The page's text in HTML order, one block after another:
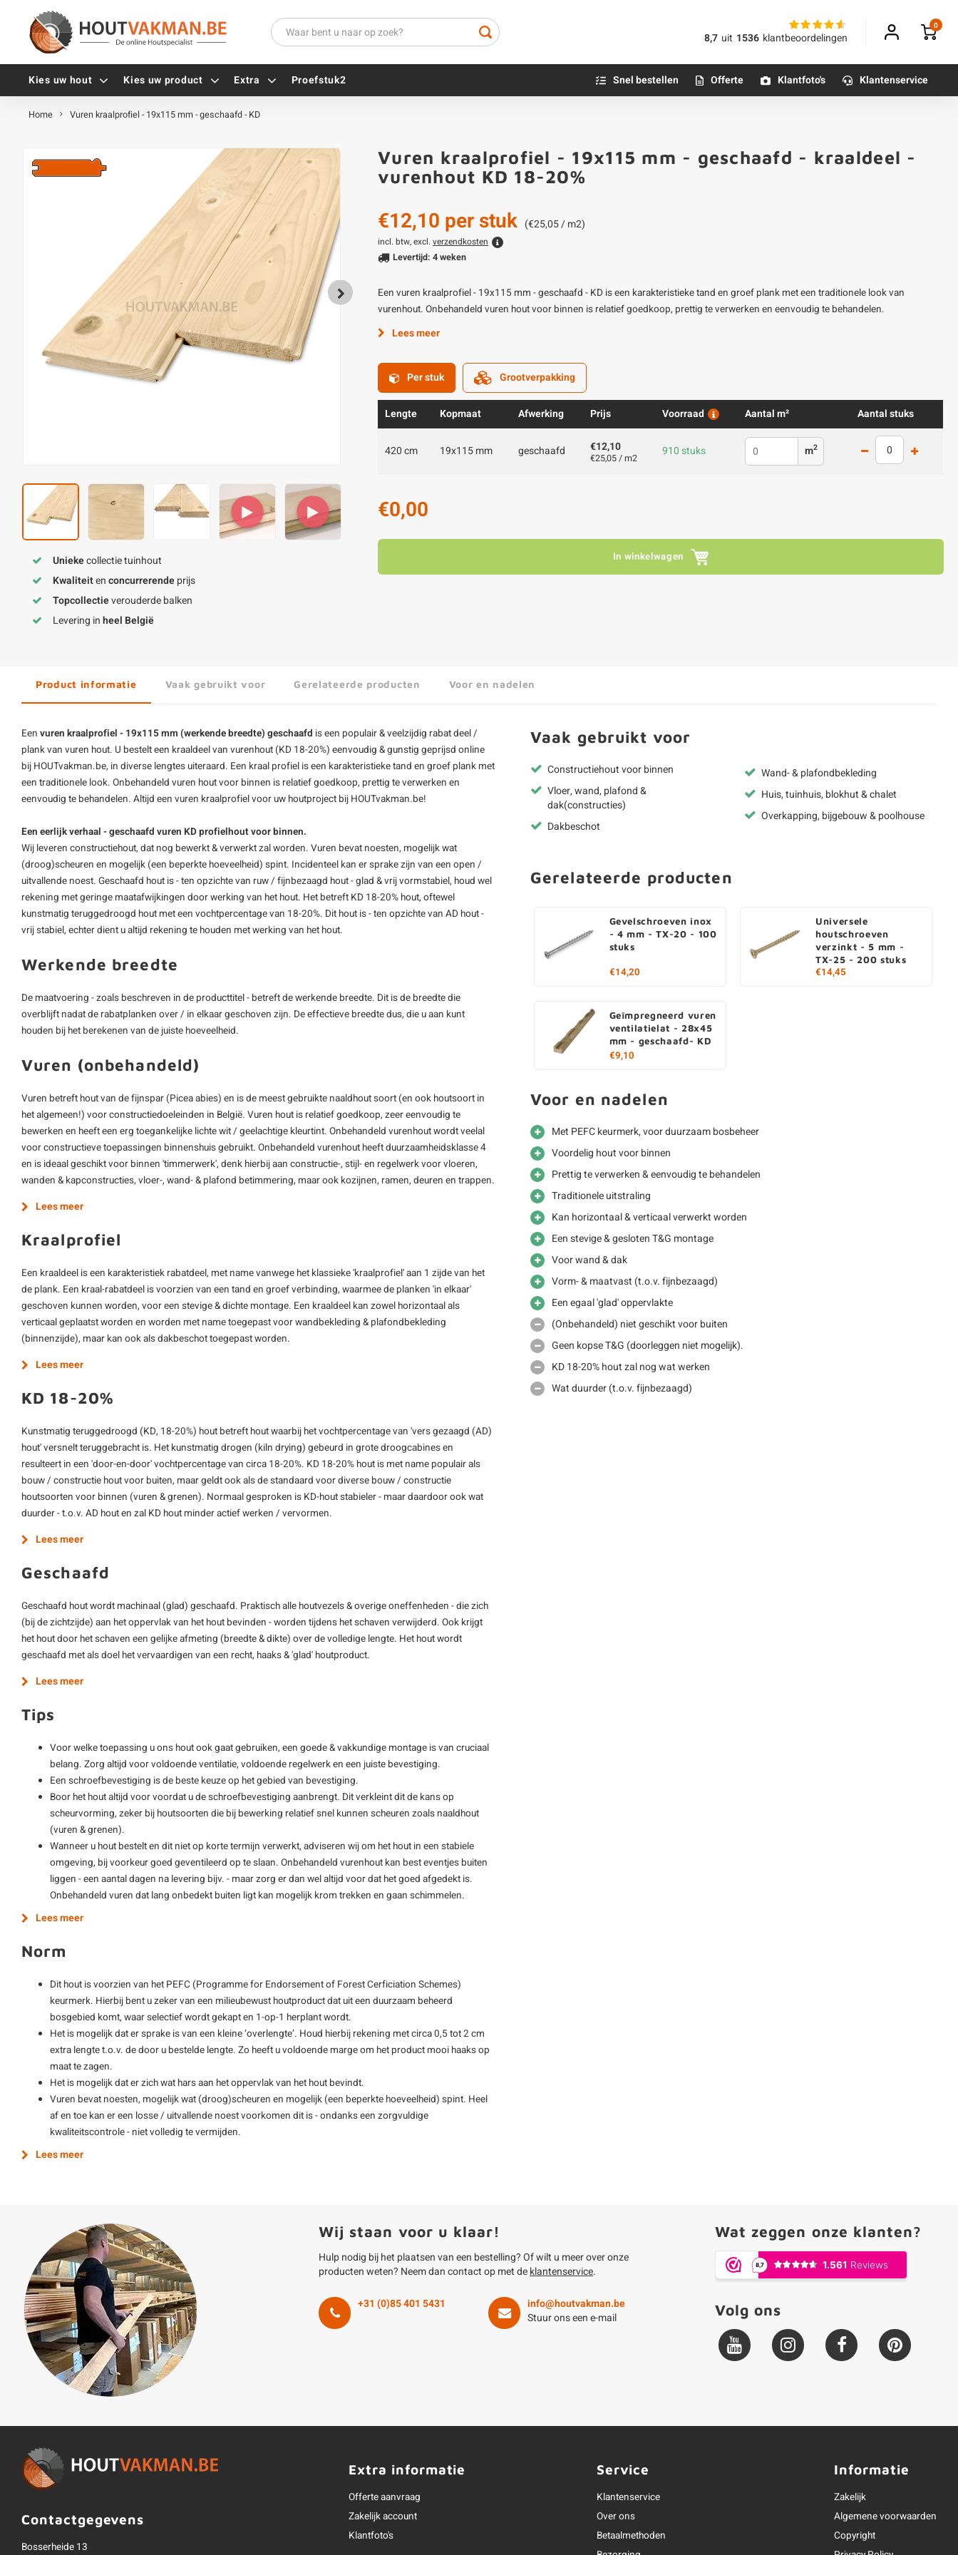
8,7 uit 1536 klantbeoordelingen
0
Kies uw hout Kies uw product Extra
Tellerkopschroeven
Gevelschroeven
Alle vijzen
Paalhouders
Stelplaten
Hoekankers
Terrasdragers
B-fix
PuraFix
Houten pennen
Blauwsteen sokkels
Olie - voor buiten
Impregneer
Olie en lak - voor binnen
Betonmortels
Alle poten & onderstellen
Proefstuk2 Snel bestellen Offerte Klantfoto's Klantenservice
Home Vuren kraalprofiel - 19x115 mm - geschaafd - KD
Uniekecollectie tuinhout
Kwaliteitenconcurrerendeprijs
Topcollectieverouderde balken
Levering inheel België
Vuren kraalprofiel - 19x115 mm - geschaafd - kraaldeel -
vurenhout KD 18-20%
€12,10 per stuk (€25,05 / m2)
incl. btw, excl. verzendkosten
Levertijd: 4 weken
Een vuren kraalprofiel - 19x115 mm - geschaafd - KD is een karakteristieke tand en groef plank met een traditionele look van
vurenhout. Onbehandeld vuren hout voor binnen is relatief goedkoop, prettig te verwerken en eenvoudig te behandelen.
Lees meer
Per stuk Grootverpakking
Lengte Kopmaat Afwerking Prijs Voorraad Aantal m² Aantal stuks
420 cm 19x115 mm geschaafd €12,10
€25,05 / m2 910 stuks m2
€0,00
In winkelwagen
Product informatie Vaak gebruikt voor Gerelateerde producten Voor en nadelen
Een vuren kraalprofiel - 19x115 mm (werkende breedte) geschaafd is een populair & veelzijdig rabat deel /
plank van vuren hout. U bestelt een kraaldeel van vurenhout (KD 18-20%) eenvoudig & gunstig geprijsd online
bij HOUTvakman.be, in diverse lengtes uiteraard. Een kraal profiel is een karakteristieke tand en groef plank met
een traditionele look. Onbehandeld vuren hout voor binnen is relatief goedkoop, prettig te verwerken en
eenvoudig te behandelen. Altijd een vuren kraalprofiel voor uw houtproject bij HOUTvakman.be!
Een eerlijk verhaal - geschaafd vuren KD profielhout voor binnen.
Wij leveren constructiehout, dat nog bewerkt & verwerkt zal worden. Vuren bevat noesten, mogelijk wat
(droog)scheuren en mogelijk (een beperkte hoeveelheid) spint. Incidenteel kan er sprake zijn van een open /
uitvallende noest. Geschaafd hout is - ten opzichte van ruw / fijnbezaagd hout - glad & vrij vormstabiel, houd wel
rekening met geringe maatafwijkingen door werking van het hout. Het betreft KD 18-20% hout, oftewel
kunstmatig teruggedroogd hout met een vochtpercentage van 18-20%. Dit hout is - ten opzichte van AD hout -
vrij stabiel, echter dient u altijd rekening te houden met werking van het hout.
Werkende breedte
De maatvoering - zoals beschreven in de producttitel - betreft de werkende breedte. Dit is de breedte die
overblijft nadat de rabatplanken over / in elkaar geschoven zijn. De effectieve breedte dus, die u aan kunt
houden bij het berekenen van de juiste hoeveelheid.
Vuren (onbehandeld)
Vuren betreft hout van de fijnspar (Picea abies) en is de meest gebruikte naaldhout soort (en ook houtsoort in
het algemeen!) voor constructiedoeleinden in België. Vuren hout is relatief goedkoop, zeer eenvoudig te
bewerken en heeft een erg toegankelijke lichte wit / geelachtige kleurtint. Onbehandeld vurenhout wordt veelal
voor constructieve toepassingen binnenshuis gebruikt. Onbehandeld vurenhout heeft duurzaamheidsklasse 4
en is ideaal geschikt voor binnen 'timmerwerk', denk hierbij aan constructie-, stijl- en regelwerk voor vloeren,
wanden & kapconstructies, vloer-, wand- & plafond betimmering, maar ook kozijnen, ramen, deuren en trappen.
Lees meer
Kraalprofiel
Een kraaldeel is een karakteristiek rabatdeel, met name vanwege het klassieke 'kraalprofiel' aan 1 zijde van het
de plank. Een kraal-rabatdeel is voorzien van een tand en groef verbinding, waarmee de planken 'in elkaar'
geschoven kunnen worden, voor een stevige & dichte montage. Een kraaldeel kan zowel horizontaal als
verticaal geplaatst worden en worden met name toegepast voor wandbekleding & plafondbekleding
(binnenzijde), maar kan ook als dakbeschot toegepast worden.
Lees meer
KD 18-20%
Kunstmatig teruggedroogd (KD, 18-20%) hout betreft hout waarbij het vochtpercentage van 'vers gezaagd (AD)
hout' versnelt teruggebracht is. Het kunstmatig drogen (kiln drying) gebeurd in grote droogcabines en
resulteert in een 'door-en-door' vochtpercentage van circa 18-20%. KD 18-20% hout is met name populair als
bouw / constructie hout voor buiten, maar geldt ook als de standaard voor diverse bouw / constructie
houtsoorten voor binnen (vuren & grenen). Normaal gesproken is KD-hout stabieler - maar daardoor ook wat
duurder - t.o.v. AD hout en zal KD hout minder actief werken / vervormen.
Lees meer
Geschaafd
Geschaafd hout wordt machinaal (glad) geschaafd. Praktisch alle houtvezels & overige oneffenheden - die zich
(bij de zichtzijde) aan het oppervlak van het hout bevinden - worden tijdens het schaven verwijderd. Ook krijgt
het hout door het schaven een gelijke afmeting (breedte & dikte) over de volledige lengte. Het hout wordt
geschaafd met als doel het vervaardigen van een recht, haaks & 'glad' houtproduct.
Lees meer
Tips
Voor welke toepassing u ons hout ook gaat gebruiken, een goede & vakkundige montage is van cruciaal
belang. Zorg altijd voor voldoende ventilatie, voldoende regelwerk en een juiste bevestiging.
Een schroefbevestiging is de beste keuze op het gebied van bevestiging.
Boor het hout altijd voor voordat u de schroefbevestiging aanbrengt. Dit verkleint dit de kans op
scheurvorming, zeker bij houtsoorten die bij bewerking relatief snel kunnen scheuren zoals naaldhout
(vuren & grenen).
Wanneer u hout bestelt en dit niet op korte termijn verwerkt, adviseren wij om het hout in een stabiele
omgeving, bij voorkeur goed geventileerd op te slaan. Onbehandeld vurenhout kan best eventjes buiten
liggen - een aantal dagen na levering bijv. - maar zorg er dan wel altijd voor dat het goed afgedekt is.
Onbehandeld vuren dat lang onbedekt buiten ligt kan mogelijk krom trekken en gaan schimmelen.
Lees meer
Norm
Dit hout is voorzien van het PEFC (Programme for Endorsement of Forest Cerficiation Schemes)
keurmerk. Hierbij bent u zeker van een milieubewust houtproduct dat uit een duurzaam beheerd
bosgebied komt, waar selectief wordt gekapt en 1-op-1 herplant wordt.
Het is mogelijk dat er sprake is van een kleine ‘overlengte’. Houd hierbij rekening met circa 0,5 tot 2 cm
extra lengte t.o.v. de door u bestelde lengte. Zo heeft u voldoende marge om het product mooi haaks op
maat te zagen.
Het is mogelijk dat er zich wat hars aan het oppervlak van het hout bevindt.
Vuren bevat noesten, mogelijk wat (droog)scheuren en mogelijk (een beperkte hoeveelheid) spint. Heel
af en toe kan er een losse / uitvallende noest voorkomen dit is - ondanks een zorgvuldige
kwaliteitscontrole - niet volledig te vermijden.
Lees meer
Vaak gebruikt voor
Constructiehout voor binnen
Vloer, wand, plafond &
dak(constructies)
Dakbeschot
Wand- & plafondbekleding
Huis, tuinhuis, blokhut & chalet
Overkapping, bijgebouw & poolhouse
Gerelateerde producten
Gevelschroeven inox
- 4 mm - TX-20 - 100
stuks
€14,20
Universele
houtschroeven
verzinkt - 5 mm -
TX-25 - 200 stuks
€14,45
Geïmpregneerd vuren
ventilatielat - 28x45
mm - geschaafd- KD
€9,10
Voor en nadelen
Met PEFC keurmerk, voor duurzaam bosbeheer
Voordelig hout voor binnen
Prettig te verwerken & eenvoudig te behandelen
Traditionele uitstraling
Kan horizontaal & verticaal verwerkt worden
Een stevige & gesloten T&G montage
Voor wand & dak
Vorm- & maatvast (t.o.v. fijnbezaagd)
Een egaal 'glad' oppervlakte
(Onbehandeld) niet geschikt voor buiten
Geen kopse T&G (doorleggen niet mogelijk).
KD 18-20% hout zal nog wat werken
Wat duurder (t.o.v. fijnbezaagd)
Wij staan voor u klaar!
Hulp nodig bij het plaatsen van een bestelling? Of wilt u meer over onze
producten weten? Neem dan contact op met deklantenservice.
+31 (0)85 401 5431
info@houtvakman.be
Stuur ons een e-mail
Wat zeggen onze klanten?
Volg ons
Contactgegevens
Bosserheide 13
Extra informatie
Offerte aanvraag
Zakelijk account
Klantfoto's
Service
Klantenservice
Over ons
Betaalmethoden
Informatie
Zakelijk
Algemene voorwaarden
Copyright